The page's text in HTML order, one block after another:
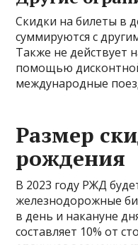
Скидки на билеты в
суммируются с
Также не действует
помощью
международные
Размер
рождения
В 2023 году РЖД
железнодорожные
в день и накануне
составляет 10% от